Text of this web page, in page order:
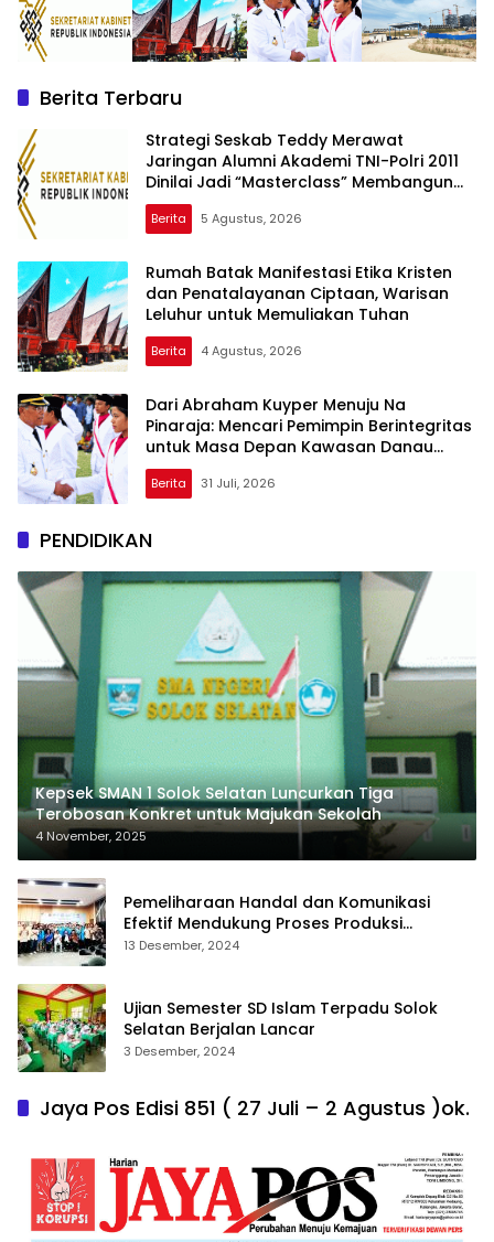
Berita Terbaru
Strategi Seskab Teddy Merawat
Jaringan Alumni Akademi TNI-Polri 2011
Dinilai Jadi “Masterclass” Membangun
Loyalitas
Berita 5 Agustus, 2026
Rumah Batak Manifestasi Etika Kristen
dan Penatalayanan Ciptaan, Warisan
Leluhur untuk Memuliakan Tuhan
Berita 4 Agustus, 2026
Dari Abraham Kuyper Menuju Na
Pinaraja: Mencari Pemimpin Berintegritas
untuk Masa Depan Kawasan Danau
Toba
Berita 31 Juli, 2026
Harian
Jayapos.com
PENDIDIKAN
Kepsek SMAN 1 Solok Selatan Luncurkan Tiga
Terobosan Konkret untuk Majukan Sekolah
4 November, 2025
Pemeliharaan Handal dan Komunikasi
Efektif Mendukung Proses Produksi
Berkelanjutan Pada Mahasiswa Tehnik
13 Desember, 2024
Ujian Semester SD Islam Terpadu Solok
Selatan Berjalan Lancar
3 Desember, 2024
Jaya Pos Edisi 851 ( 27 Juli – 2 Agustus )ok.